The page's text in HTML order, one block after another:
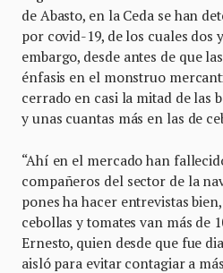
de Abasto, en la Ceda se han
por covid-19, de los cuales dos
embargo, desde antes de que
énfasis en el monstruo
cerrado en casi la mitad de las
y unas cuantas más en las de
“Ahí en el mercado han
compañeros del sector de la
pones ha hacer entrevistas
cebollas y tomates van más de
Ernesto, quien desde que fue
aisló para evitar contagiar a